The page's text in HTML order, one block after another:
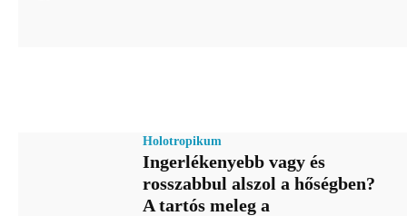
Holotropikum
Ingerlékenyebb vagy és
rosszabbul alszol a hőségben?
A tartós meleg a